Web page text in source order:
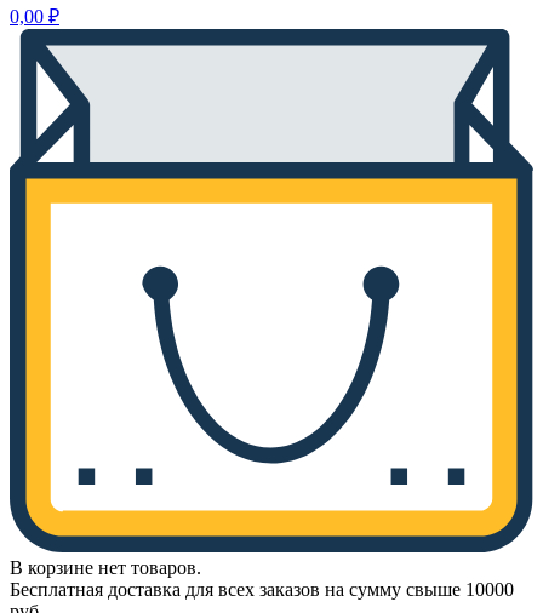
0,00 ₽
В корзине нет товаров.
Бесплатная доставка для всех заказов на сумму свыше 10000